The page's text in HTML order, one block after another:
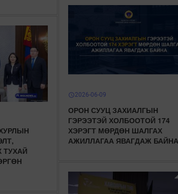
schedule2026-06-09
ОРОН СУУЦ ЗАХИАЛГЫН
ГЭРЭЭТЭЙ ХОЛБООТОЙ 174
ХЭРЭГТ МӨРДӨН ШАЛГАХ
АЖИЛЛАГАА ЯВАГДАЖ БАЙНА
ТУХАЙ